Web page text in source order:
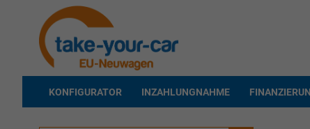
KONFIGURATOR INZAHLUNGNAHME